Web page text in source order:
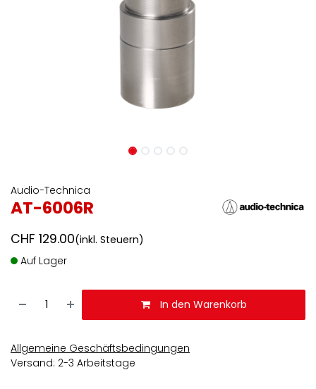
Audio-Technica
AT-6006R
CHF 129.00(inkl. Steuern)
Auf Lager
In den Warenkorb
Allgemeine Geschäftsbedingungen
Versand: 2-3 Arbeitstage